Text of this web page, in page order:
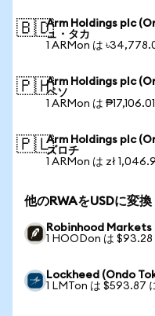
🇧🇩Arm Holdings plc
ュ・タカ
1 ARMon は
🇵🇭Arm Holdings plc
ペソ
1 ARMon は
🇵🇱Arm Holdings plc
ズロチ
1 ARMon は zł
他のRWAをUSDに変換
Robinhood Markets
1 HOODon は $93.28
Lockheed (Ondo
1 LMTon は $593.87